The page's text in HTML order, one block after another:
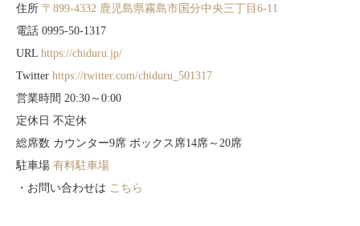
住所 〒899-4332 鹿児島県霧島市国分中央三丁目6-11
電話 0995-50-1317
URL https://chiduru.jp/
Twitter https://twitter.com/chiduru_501317
営業時間 20:30～0:00
定休日 不定休
総席数 カウンター9席 ボックス席14席～20席
駐車場 有料駐車場
・お問い合わせは こちら